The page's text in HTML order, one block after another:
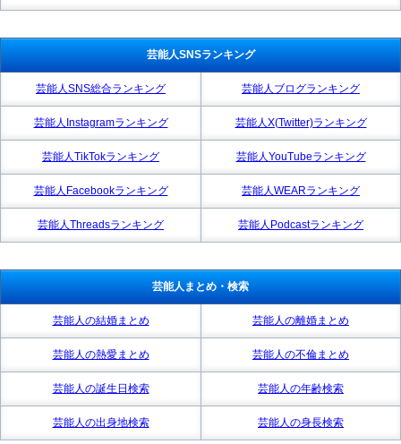
芸能人SNSランキング
芸能人SNS総合ランキング 芸能人ブログランキング
芸能人Instagramランキング 芸能人X(Twitter)ランキング
芸能人TikTokランキング 芸能人YouTubeランキング
芸能人Facebookランキング 芸能人WEARランキング
芸能人Threadsランキング 芸能人Podcastランキング
芸能人まとめ・検索
芸能人の結婚まとめ 芸能人の離婚まとめ
芸能人の熱愛まとめ 芸能人の不倫まとめ
芸能人の誕生日検索 芸能人の年齢検索
芸能人の出身地検索 芸能人の身長検索